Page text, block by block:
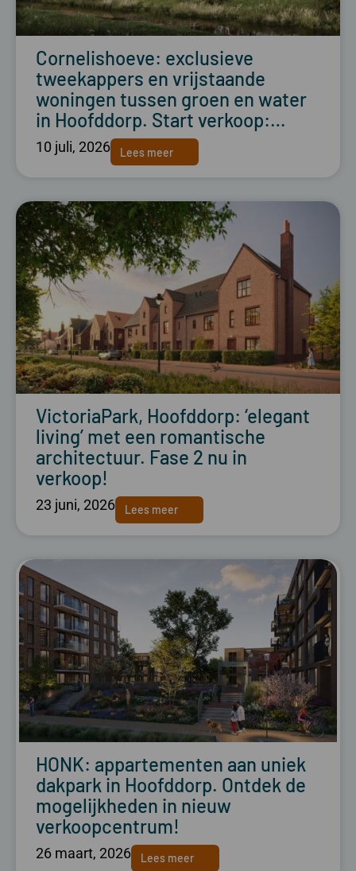
Cornelishoeve: exclusieve
tweekappers en vrijstaande
woningen tussen groen en water
in Hoofddorp. Start verkoop:…
10 juli, 2026 Lees meer
VictoriaPark, Hoofddorp: ‘elegant
living’ met een romantische
architectuur. Fase 2 nu in
verkoop!
23 juni, 2026 Lees meer
HONK: appartementen aan uniek
dakpark in Hoofddorp. Ontdek de
mogelijkheden in nieuw
verkoopcentrum!
26 maart, 2026 Lees meer